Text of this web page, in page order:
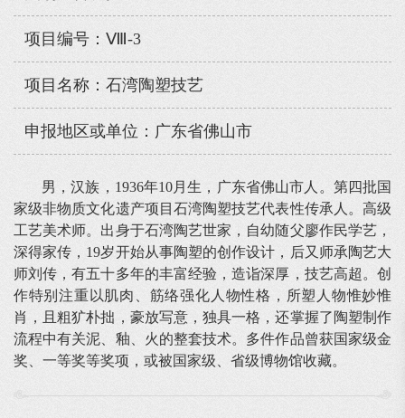
项目编号：Ⅷ-3
项目名称：石湾陶塑技艺
申报地区或单位：广东省佛山市
男，汉族，1936年10月生，广东省佛山市人。第四批国
家级非物质文化遗产项目石湾陶塑技艺代表性传承人。高级
工艺美术师。出身于石湾陶艺世家，自幼随父廖作民学艺，
深得家传，19岁开始从事陶塑的创作设计，后又师承陶艺大
师刘传，有五十多年的丰富经验，造诣深厚，技艺高超。创
作特别注重以肌肉、筋络强化人物性格，所塑人物惟妙惟
肖，且粗犷朴拙，豪放写意，独具一格，还掌握了陶塑制作
流程中有关泥、釉、火的整套技术。多件作品曾获国家级金
奖、一等奖等奖项，或被国家级、省级博物馆收藏。